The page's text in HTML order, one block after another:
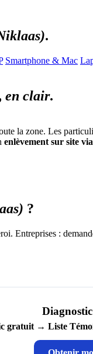
.
Smartphone & Mac
en clair.
la zone. Les
enlèvement sur site
?
Entreprises :
gratuit → Liste